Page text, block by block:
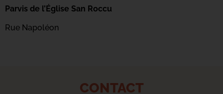
Parvis de l’Église San Roccu
Rue Napoléon
CONTACT